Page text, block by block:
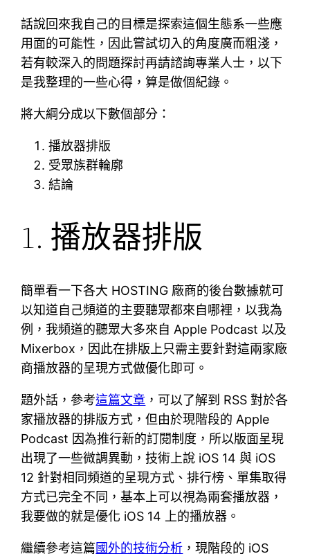
話說回來我自己的目標是探索這個生態系一些應
用面的可能性，因此嘗試切入的角度廣而粗淺，
若有較深入的問題探討再請諮詢專業人士，以下
是我整理的一些心得，算是做個紀錄。
將大綱分成以下數個部分：
播放器排版
受眾族群輪廓
結論
1. 播放器排版
簡單看一下各大 HOSTING 廠商的後台數據就可
以知道自己頻道的主要聽眾都來自哪裡，以我為
例，我頻道的聽眾大多來自 Apple Podcast 以及
Mixerbox，因此在排版上只需主要針對這兩家廠
商播放器的呈現方式做優化即可。
題外話，參考這篇文章 ，可以了解到 RSS 對於各
家播放器的排版方式，但由於現階段的 Apple
Podcast 因為推行新的訂閱制度，所以版面呈現
出現了一些微調異動，技術上說 iOS 14 與 iOS
12 針對相同頻道的呈現方式、排行榜、單集取得
方式已完全不同，基本上可以視為兩套播放器，
我要做的就是優化 iOS 14 上的播放器。
繼續參考這篇國外的技術分析 ，現階段的 iOS